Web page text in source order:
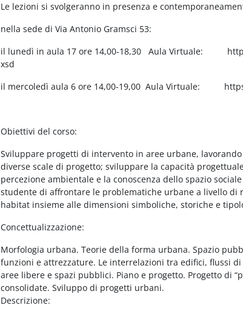
Le lezioni si svolgeranno in presenza e
nella sede di Via Antonio Gramsci 53:
il lunedì in aula 17 ore 14,00-18,30 Aula Virtuale:
xsd
il mercoledì aula 6 ore 14,00-19,00 Aula Virtuale:
Obiettivi del corso:
Sviluppare progetti di intervento in aree urbane,
diverse scale di progetto; sviluppare la capacità
percezione ambientale e la conoscenza dello spazio
studente di affrontare le problematiche urbane a livello di
habitat insieme alle dimensioni simboliche, storiche e
Concettualizzazione:
Morfologia urbana. Teorie della forma urbana. Spazio
funzioni e attrezzature. Le interrelazioni tra edifici, flussi
aree libere e spazi pubblici. Piano e progetto. Progetto di
consolidate. Sviluppo di progetti urbani.
Descrizione: